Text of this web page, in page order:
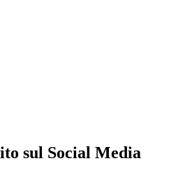
sul Social Media